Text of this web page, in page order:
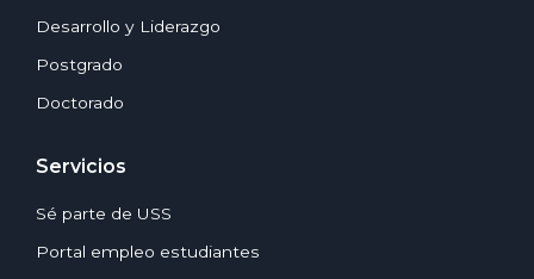
Desarrollo y Liderazgo
Postgrado
Doctorado
Servicios
Sé parte de USS
Portal empleo estudiantes